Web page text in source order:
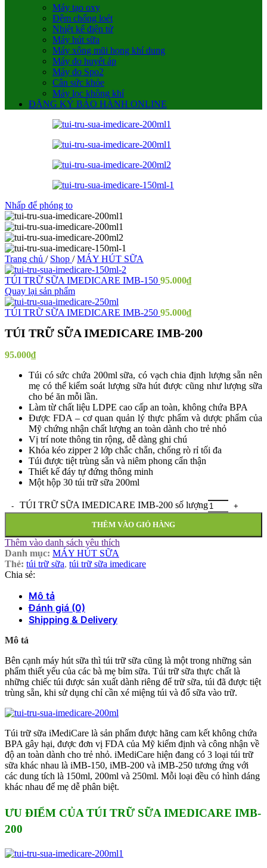
Máy tạo oxy
Đệm chống loét
Nhiệt kế điện tử
Máy hút sữa
Máy xông mũi họng khí dung
Máy đo huyết áp
Máy đo Spo2
Cân sức khỏe
Máy lọc không khí
ĐĂNG KÝ BẢO HÀNH ONLINE
Nhấp để phóng to
Trang chủ / Shop / MÁY HÚT SỮA
TÚI TRỮ SỮA IMEDICARE IMB-150 95.000₫
Quay lại sản phẩm
TÚI TRỮ SỮA IMEDICARE IMB-250 95.000₫
TÚI TRỮ SỮA IMEDICARE IMB-200
95.000₫
Túi có sức chứa 200ml sữa, có vạch chia định lượng sẵn nên
mẹ có thể kiểm soát lượng sữa hút được cũng như lượng sữa
cho bé ăn mỗi lần.
Làm từ chất liệu LDPE cao cấp an toàn, không chứa BPA
Được FDA – cơ quan quản lý thực phẩm và dược phẩm của
Mỹ chứng nhận chất lượng an toàn dành cho trẻ nhỏ
Vị trí note thông tin rộng, dễ dàng ghi chú
Khóa kéo zipper 2 lớp chắc chắn, chống rò rỉ tối đa
Túi được tiệt trùng sẵn và niêm phong cẩn thận
Thiết kế đáy tự đứng thông minh
Một hộp 30 túi trữ sữa 200ml
TÚI TRỮ SỮA IMEDICARE IMB-200 số lượng
THÊM VÀO GIỎ HÀNG
Thêm vào danh sách yêu thích
Danh mục: MÁY HÚT SỮA
Thẻ: túi trữ sữa, túi trữ sữa imedicare
Chia sẻ:
Mô tả
Đánh giá (0)
Shipping & Delivery
Mô tả
Bên cạnh máy hút sữa thì túi trữ sữa cũng là một trong những sản
phẩm thiết yếu của các bà mẹ bỉm sữa. Túi trữ sữa thực chất là
những chiếc túi được sản xuất dành riêng để trữ sữa, túi đã được tiệt
trùng sẵn, khi sử dụng chỉ cần xé miệng túi và đổ sữa vào trữ.
Túi trữ sữa iMediCare là sản phẩm được hãng cam kết không chứa
BPA gây hại, được đơn vị FDA của Mỹ kiểm định và công nhận về
độ an toàn dành cho trẻ nhỏ. iMediCare hiện đang có 3 loại túi trữ
sữa khác nhau là iMB-150, iMB-200 và iMB-250 tương ứng với
các dung tích là 150ml, 200ml và 250ml. Mỗi loại đều có hình dáng
khác nhau để mẹ dễ phân biệt.
ƯU ĐIỂM CỦA TÚI TRỮ SỮA IMEDICARE IMB-
200